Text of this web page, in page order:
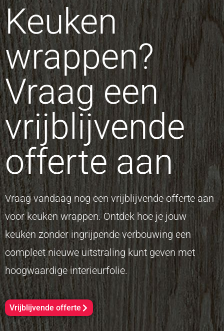
Keuken
wrappen?
Vraag een
vrijblijvende
offerte aan
Vraag vandaag nog een vrijblijvende offerte aan
voor keuken wrappen. Ontdek hoe je jouw
keuken zonder ingrijpende verbouwing een
compleet nieuwe uitstraling kunt geven met
hoogwaardige interieurfolie.
Vrijblijvende offerte